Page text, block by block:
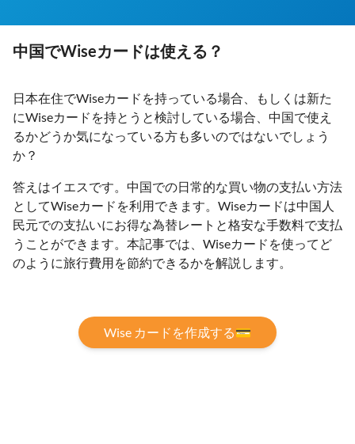
中国でWiseカードは使える？
日本在住でWiseカードを持っている場合、もしくは新た
にWiseカードを持とうと検討している場合、中国で使え
るかどうか気になっている方も多いのではないでしょう
か？
答えはイエスです。中国での日常的な買い物の支払い方法
としてWiseカードを利用できます。Wiseカードは中国人
民元での支払いにお得な為替レートと格安な手数料で支払
うことができます。本記事では、Wiseカードを使ってど
のように旅行費用を節約できるかを解説します。
Wise カードを作成する💳